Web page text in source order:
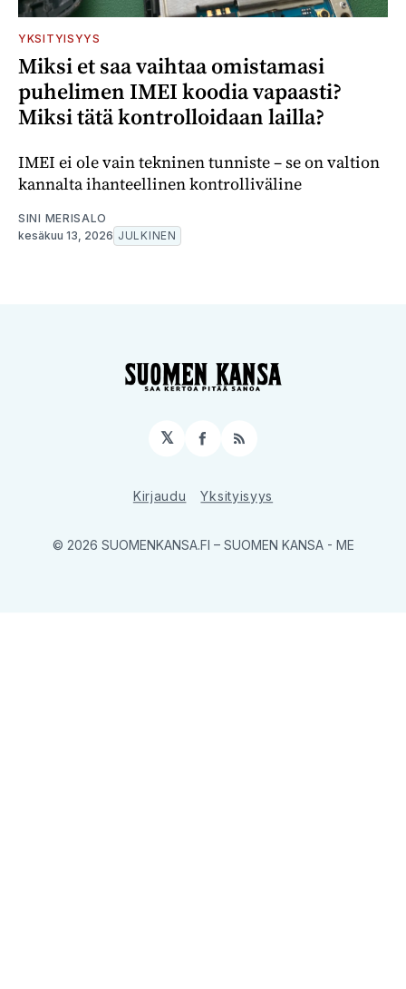
YKSITYISYYS
Miksi et saa vaihtaa omistamasi
puhelimen IMEI koodia vapaasti?
Miksi tätä kontrolloidaan lailla?
IMEI ei ole vain tekninen tunniste – se on valtion
kannalta ihanteellinen kontrolliväline
SINI MERISALO
kesäkuu 13, 2026 JULKINEN
𝕏 Facebook
RSS
Kirjaudu Yksityisyys
© 2026 SUOMENKANSA.FI – SUOMEN KANSA - ME